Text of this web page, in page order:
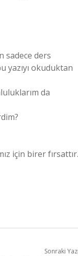
sadece ders
yazıyı okuduktan
da
için birer fırsattır.
Sonraki Yazı